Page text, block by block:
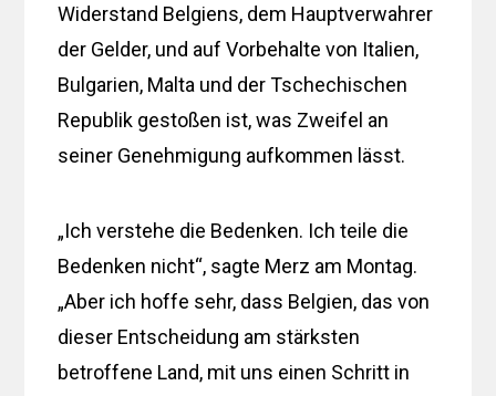
Widerstand Belgiens, dem Hauptverwahrer
der Gelder, und auf Vorbehalte von Italien,
Bulgarien, Malta und der Tschechischen
Republik gestoßen ist, was Zweifel an
seiner Genehmigung aufkommen lässt.
„Ich verstehe die Bedenken. Ich teile die
Bedenken nicht“, sagte Merz am Montag.
„Aber ich hoffe sehr, dass Belgien, das von
dieser Entscheidung am stärksten
betroffene Land, mit uns einen Schritt in